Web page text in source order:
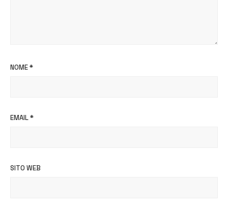
NOME*
EMAIL*
SITO WEB